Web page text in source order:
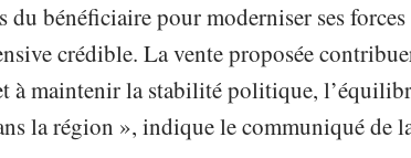
bénéficiaire pour moderniser ses forces
crédible. La vente proposée
à maintenir la stabilité politique,
la région », indique le communiqué de